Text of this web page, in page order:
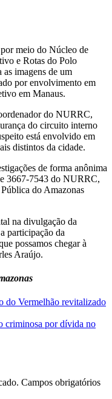
meio do Núcleo de
e Rotas do Polo
imagens de um
por envolvimento em
em Manaus.
do NURRC,
do circuito interno
está envolvido em
distintos da cidade.
de forma anônima
3667-7543 do NURRC,
do Amazonas
na divulgação da
participação da
possamos chegar à
Araújo.
do Vermelhão revitalizado
criminosa por dívida no
Campos obrigatórios